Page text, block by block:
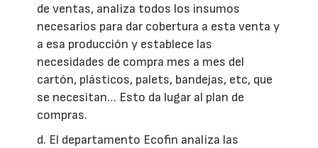
de ventas, analiza todos los insumos
necesarios para dar cobertura a esta venta y
a esa producción y establece las
necesidades de compra mes a mes del
cartón, plásticos, palets, bandejas, etc, que
se necesitan… Esto da lugar al plan de
compras.
d. El departamento Ecofin analiza las